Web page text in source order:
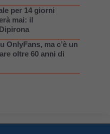
per 14 giorni
mai: il
OnlyFans, ma c’è un
oltre 60 anni di